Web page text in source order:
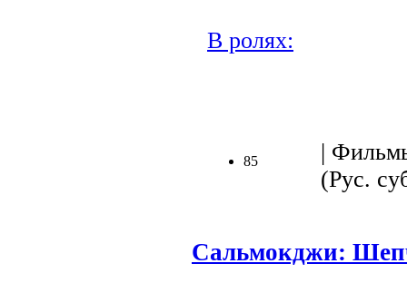
В ролях:
85
|
(Рус.
Сальмокджи: